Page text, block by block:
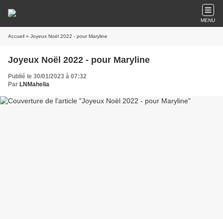
MENU
Accueil » Joyeux Noël 2022 - pour Maryline
Joyeux Noël 2022 - pour Maryline
Publié le 30/01/2023 à 07:32
Par LNMahelia